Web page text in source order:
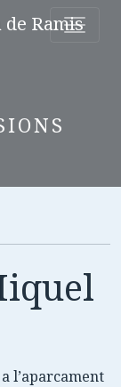
de Ramis
l’aparcament